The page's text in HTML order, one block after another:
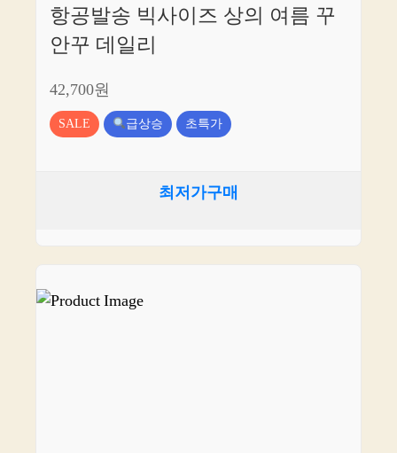
항공발송 빅사이즈 상의 여름 꾸
안꾸 데일리
42,700원
SALE 급상승 초특가
최저가구매